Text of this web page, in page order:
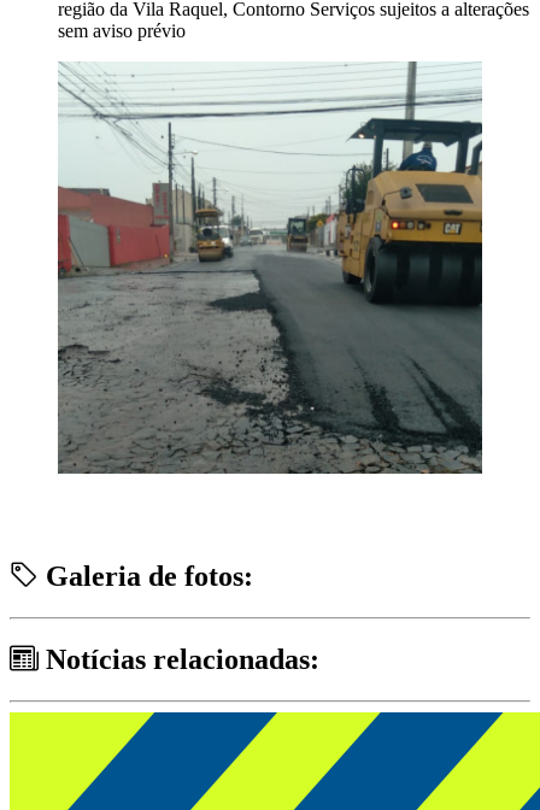
região da Vila Raquel, Contorno Serviços sujeitos a alterações
sem aviso prévio
Galeria de fotos:
Notícias relacionadas: